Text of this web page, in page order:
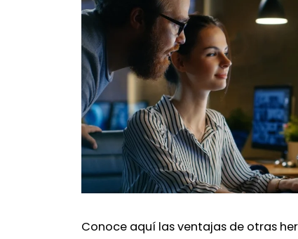
Conoce aquí las ventajas de otras